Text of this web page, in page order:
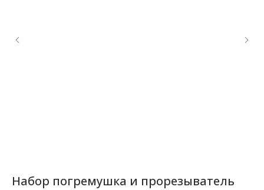
Набор погремушка и прорезыватель